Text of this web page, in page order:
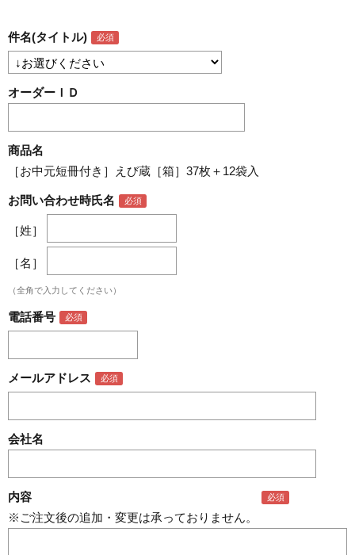
件名(タイトル)
オーダーＩＤ
商品名
［お中元短冊付き］えび蔵［箱］37枚＋12袋入
お問い合わせ時氏名
［姓］
［名］
（全角で入力してください）
電話番号
メールアドレス
会社名
内容
※ご注文後の追加・変更は承っておりません。